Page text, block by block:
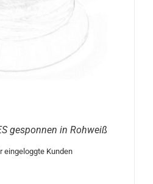
gesponnen in Rohweiß
eingeloggte Kunden